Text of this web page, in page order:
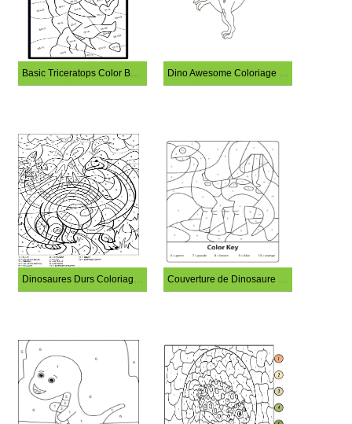
Basic Triceratops Color By Number Dino Awesome Coloriage Magique
Dinosaures Durs Coloriage Magique Couverture de Dinosaure Coloriage Magique